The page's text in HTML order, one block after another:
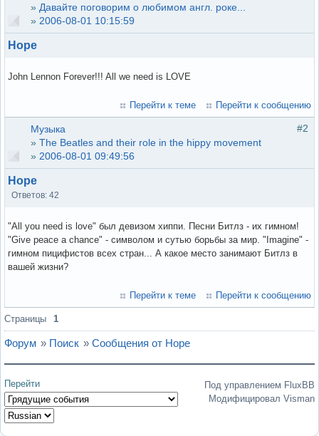
» Давайте поговорим о любимом англ. роке...
» 2006-08-01 10:15:59
Hope
John Lennon Forever!!! All we need is LOVE
Перейти к теме Перейти к сообщению
#2
Музыка
» The Beatles and their role in the hippy movement
» 2006-08-01 09:49:56
Hope
Ответов: 42
"All you need is love" был девизом хиппи. Песни Битлз - их гимном!
"Give peace a chance" - символом и сутью борьбы за мир. "Imagine" -
гимном пицифистов всех стран... А какое место занимают Битлз в
вашей жизни?
Перейти к теме Перейти к сообщению
Страницы 1
Форум » Поиск » Сообщения от Hope
Перейти
Под управлением FluxBB
Модифицировал Visman